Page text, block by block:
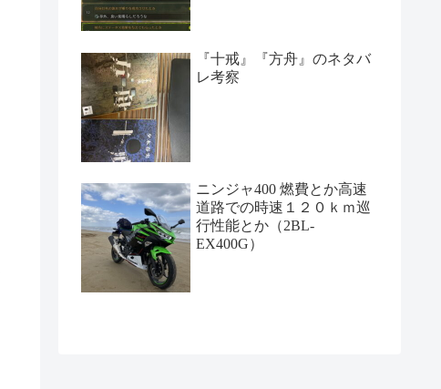
『十戒』『方舟』のネタバ
レ考察
ニンジャ400 燃費とか高速
道路での時速１２０ｋｍ巡
行性能とか（2BL-
EX400G）